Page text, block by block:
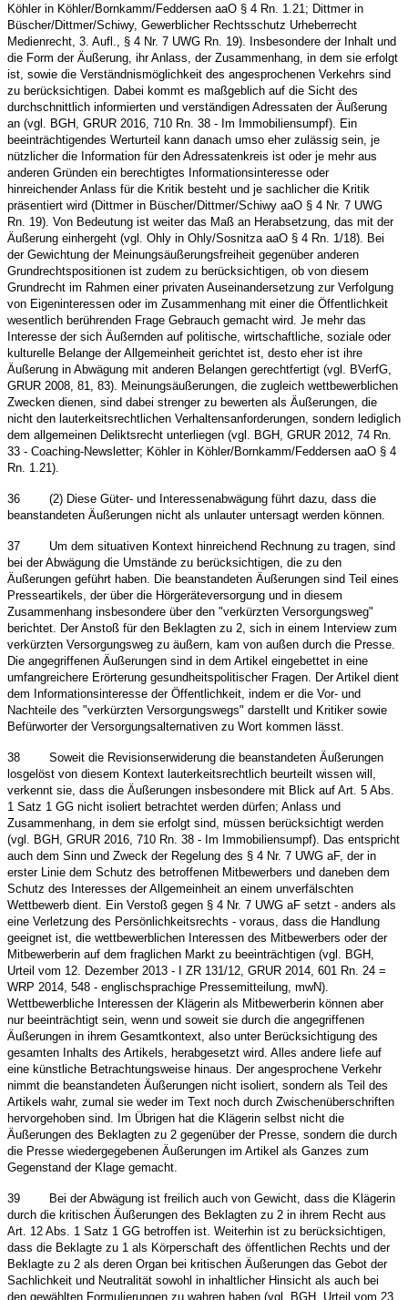
Köhler in Köhler/Bornkamm/Feddersen aaO § 4 Rn. 1.21; Dittmer in
Büscher/Dittmer/Schiwy, Gewerblicher Rechtsschutz Urheberrecht
Medienrecht, 3. Aufl., § 4 Nr. 7 UWG Rn. 19). Insbesondere der Inhalt und
die Form der Äußerung, ihr Anlass, der Zusammenhang, in dem sie erfolgt
ist, sowie die Verständnismöglichkeit des angesprochenen Verkehrs sind
zu berücksichtigen. Dabei kommt es maßgeblich auf die Sicht des
durchschnittlich informierten und verständigen Adressaten der Äußerung
an (vgl. BGH, GRUR 2016, 710 Rn. 38 - Im Immobiliensumpf). Ein
beeinträchtigendes Werturteil kann danach umso eher zulässig sein, je
nützlicher die Information für den Adressatenkreis ist oder je mehr aus
anderen Gründen ein berechtigtes Informationsinteresse oder
hinreichender Anlass für die Kritik besteht und je sachlicher die Kritik
präsentiert wird (Dittmer in Büscher/Dittmer/Schiwy aaO § 4 Nr. 7 UWG
Rn. 19). Von Bedeutung ist weiter das Maß an Herabsetzung, das mit der
Äußerung einhergeht (vgl. Ohly in Ohly/Sosnitza aaO § 4 Rn. 1/18). Bei
der Gewichtung der Meinungsäußerungsfreiheit gegenüber anderen
Grundrechtspositionen ist zudem zu berücksichtigen, ob von diesem
Grundrecht im Rahmen einer privaten Auseinandersetzung zur Verfolgung
von Eigeninteressen oder im Zusammenhang mit einer die Öffentlichkeit
wesentlich berührenden Frage Gebrauch gemacht wird. Je mehr das
Interesse der sich Äußernden auf politische, wirtschaftliche, soziale oder
kulturelle Belange der Allgemeinheit gerichtet ist, desto eher ist ihre
Äußerung in Abwägung mit anderen Belangen gerechtfertigt (vgl. BVerfG,
GRUR 2008, 81, 83). Meinungsäußerungen, die zugleich wettbewerblichen
Zwecken dienen, sind dabei strenger zu bewerten als Äußerungen, die
nicht den lauterkeitsrechtlichen Verhaltensanforderungen, sondern lediglich
dem allgemeinen Deliktsrecht unterliegen (vgl. BGH, GRUR 2012, 74 Rn.
33 - Coaching-Newsletter; Köhler in Köhler/Bornkamm/Feddersen aaO § 4
Rn. 1.21).
36 (2) Diese Güter- und Interessenabwägung führt dazu, dass die
beanstandeten Äußerungen nicht als unlauter untersagt werden können.
37 Um dem situativen Kontext hinreichend Rechnung zu tragen, sind
bei der Abwägung die Umstände zu berücksichtigen, die zu den
Äußerungen geführt haben. Die beanstandeten Äußerungen sind Teil eines
Presseartikels, der über die Hörgeräteversorgung und in diesem
Zusammenhang insbesondere über den "verkürzten Versorgungsweg"
berichtet. Der Anstoß für den Beklagten zu 2, sich in einem Interview zum
verkürzten Versorgungsweg zu äußern, kam von außen durch die Presse.
Die angegriffenen Äußerungen sind in dem Artikel eingebettet in eine
umfangreichere Erörterung gesundheitspolitischer Fragen. Der Artikel dient
dem Informationsinteresse der Öffentlichkeit, indem er die Vor- und
Nachteile des "verkürzten Versorgungswegs" darstellt und Kritiker sowie
Befürworter der Versorgungsalternativen zu Wort kommen lässt.
38 Soweit die Revisionserwiderung die beanstandeten Äußerungen
losgelöst von diesem Kontext lauterkeitsrechtlich beurteilt wissen will,
verkennt sie, dass die Äußerungen insbesondere mit Blick auf Art. 5 Abs.
1 Satz 1 GG nicht isoliert betrachtet werden dürfen; Anlass und
Zusammenhang, in dem sie erfolgt sind, müssen berücksichtigt werden
(vgl. BGH, GRUR 2016, 710 Rn. 38 - Im Immobiliensumpf). Das entspricht
auch dem Sinn und Zweck der Regelung des § 4 Nr. 7 UWG aF, der in
erster Linie dem Schutz des betroffenen Mitbewerbers und daneben dem
Schutz des Interesses der Allgemeinheit an einem unverfälschten
Wettbewerb dient. Ein Verstoß gegen § 4 Nr. 7 UWG aF setzt - anders als
eine Verletzung des Persönlichkeitsrechts - voraus, dass die Handlung
geeignet ist, die wettbewerblichen Interessen des Mitbewerbers oder der
Mitbewerberin auf dem fraglichen Markt zu beeinträchtigen (vgl. BGH,
Urteil vom 12. Dezember 2013 - I ZR 131/12, GRUR 2014, 601 Rn. 24 =
WRP 2014, 548 - englischsprachige Pressemitteilung, mwN).
Wettbewerbliche Interessen der Klägerin als Mitbewerberin können aber
nur beeinträchtigt sein, wenn und soweit sie durch die angegriffenen
Äußerungen in ihrem Gesamtkontext, also unter Berücksichtigung des
gesamten Inhalts des Artikels, herabgesetzt wird. Alles andere liefe auf
eine künstliche Betrachtungsweise hinaus. Der angesprochene Verkehr
nimmt die beanstandeten Äußerungen nicht isoliert, sondern als Teil des
Artikels wahr, zumal sie weder im Text noch durch Zwischenüberschriften
hervorgehoben sind. Im Übrigen hat die Klägerin selbst nicht die
Äußerungen des Beklagten zu 2 gegenüber der Presse, sondern die durch
die Presse wiedergegebenen Äußerungen im Artikel als Ganzes zum
Gegenstand der Klage gemacht.
39
Bei der Abwägung ist freilich auch von Gewicht, dass die Klägerin
durch die kritischen Äußerungen des Beklagten zu 2 in ihrem Recht aus
Art. 12 Abs. 1 Satz 1 GG betroffen ist. Weiterhin ist zu berücksichtigen,
dass die Beklagte zu 1 als Körperschaft des öffentlichen Rechts und der
Beklagte zu 2 als deren Organ bei kritischen Äußerungen das Gebot der
Sachlichkeit und Neutralität sowohl in inhaltlicher Hinsicht als auch bei
den gewählten Formulierungen zu wahren haben (vgl. BGH, Urteil vom 23.